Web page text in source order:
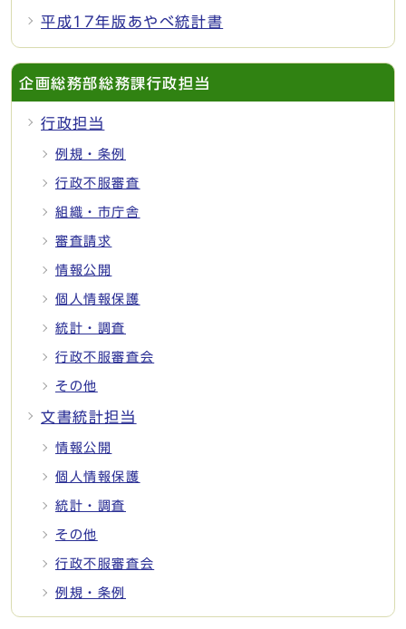
平成17年版あやべ統計書
企画総務部総務課行政担当
行政担当
例規・条例
行政不服審査
組織・市庁舎
審査請求
情報公開
個人情報保護
統計・調査
行政不服審査会
その他
文書統計担当
情報公開
個人情報保護
統計・調査
その他
行政不服審査会
例規・条例